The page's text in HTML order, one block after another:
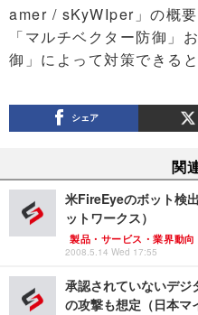
amer / sKyWIper」の概
「マルチベクター防御」
御」によって対策できると
シェア
関
米FireEyeのボット検
ットワークス）
製品・サービス・業界動向
2008.5.14 Wed 17:55
承認されていないデ
の攻撃も想定（日本マ